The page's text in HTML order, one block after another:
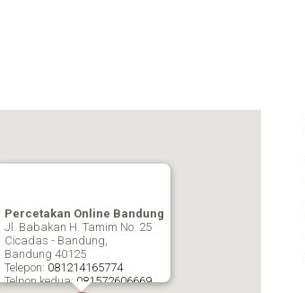
Percetakan Online Bandung
Jl. Babakan H. Tamim No. 25
Cicadas - Bandung,
Bandung 40125
Telepon: 081214165774
Telpon kedua: 081572606669